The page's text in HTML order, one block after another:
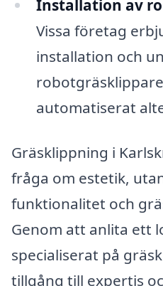
Installation av
Vissa företag
installation och
automatiserat
Gräsklippning i
fråga om estetik,
funktionalitet och
Genom att anlita ett
specialiserat på
tillgång till expertis